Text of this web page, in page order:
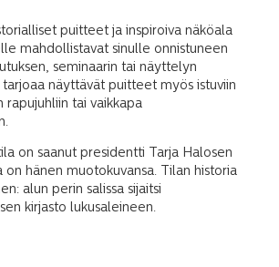
puitteet ja inspiroiva näköala
mahdollistavat sinulle onnistuneen
seminaarin tai näyttelyn
näyttävät puitteet myös istuviin
rapujuhliin tai vaikkapa
on saanut presidentti Tarja Halosen
on hänen muotokuvansa. Tilan historia
alun perin salissa sijaitsi
kirjasto lukusaleineen.